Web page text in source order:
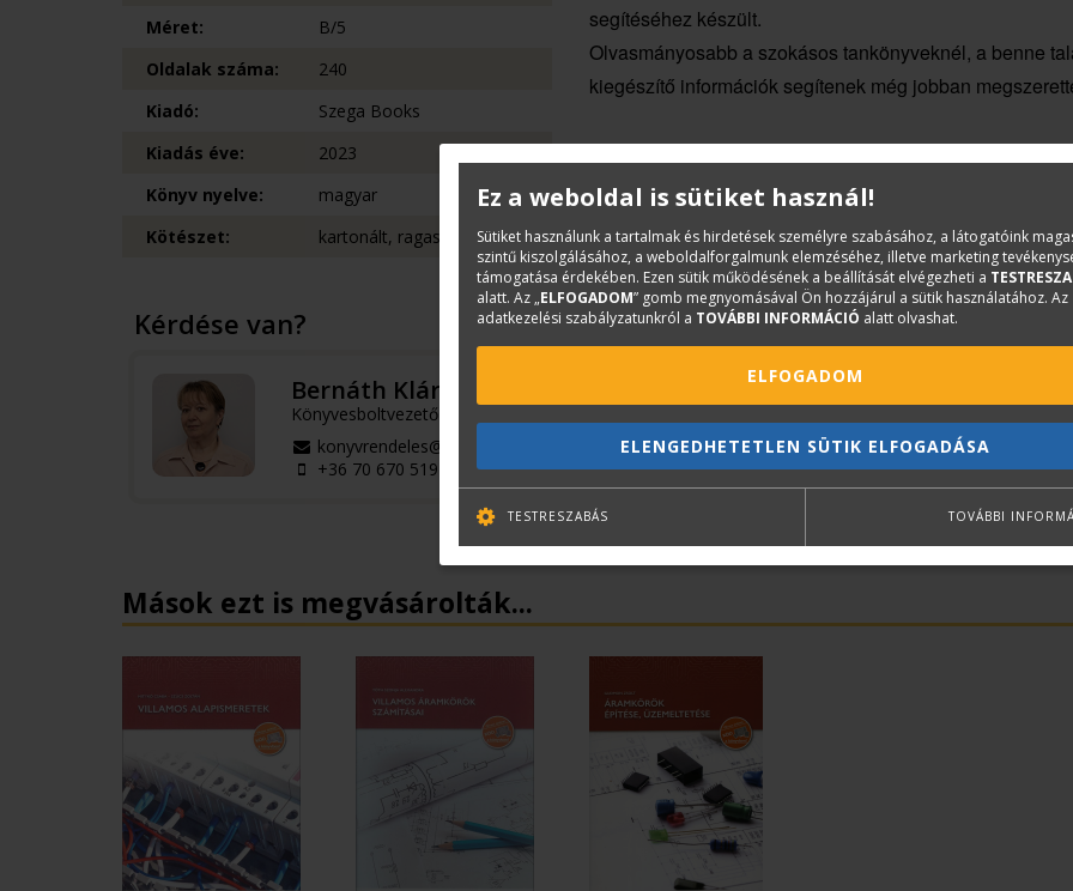
segítéséhez készült.
Olvasmányosabb a szokásos tankönyveknél, a benne
kiegészítő információk segítenek még jobban
Méret:
B/5
Oldalak száma:
240
Kiadó:
Szega Books
Kiadás éve:
2023
Könyv nyelve:
magyar
Kötészet:
kartonált, ragasztókötött
Kérdése van?
Bernáth Klára
Könyvesboltvezető
konyvrendeles@terc.hu
+36 70 670 5194
Mások ezt is megvásárolták...
Ez a weboldal is sütiket használ!
Sütiket használunk a tartalmak és hirdetések személyre szabásához, a látogatóink
szintű kiszolgálásához, a weboldalforgalmunk elemzéséhez, illetve marketing
támogatása érdekében. Ezen sütik működésének a beállítását elvégezheti a
alatt. Az „ELFOGADOM” gomb megnyomásával Ön hozzájárul a sütik használatához. Az
adatkezelési szabályzatunkról a TOVÁBBI INFORMÁCIÓ alatt olvashat.
ELFOGADOM
ELENGEDHETETLEN SÜTIK ELFOGADÁSA
TESTRESZABÁS TOVÁBBI